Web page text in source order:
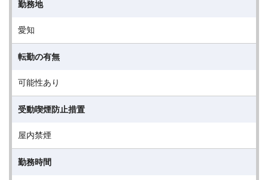
勤務地
愛知
転勤の有無
可能性あり
受動喫煙防止措置
屋内禁煙
勤務時間